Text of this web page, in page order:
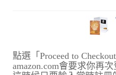
點選「Proceed to
amazon.com會要求你再